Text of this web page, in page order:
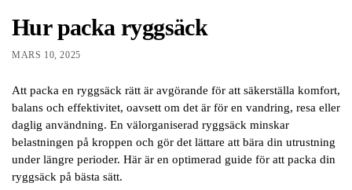
Hur packa ryggsäck
MARS 10, 2025
Att packa en ryggsäck rätt är avgörande för att säkerställa komfort,
balans och effektivitet, oavsett om det är för en vandring, resa eller
daglig användning. En välorganiserad ryggsäck minskar
belastningen på kroppen och gör det lättare att bära din utrustning
under längre perioder. Här är en optimerad guide för att packa din
ryggsäck på bästa sätt.